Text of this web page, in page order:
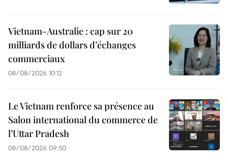
Vietnam-Australie : cap sur 20
milliards de dollars d’échanges
commerciaux
08/08/2026 10:12
Le Vietnam renforce sa présence au
Salon international du commerce de
l’Uttar Pradesh
08/08/2026 09:50